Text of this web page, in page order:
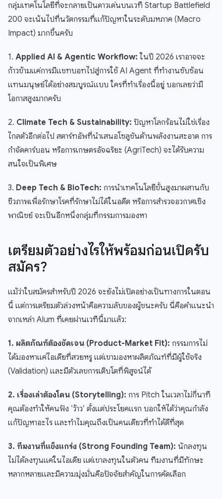
กลุ่มเทคโนโลยีที่จะกลายเป็นดาวเด่นบนเวที Startup Battlefield
200 จะเน้นไปที่นวัตกรรมที่แก้ปัญหาในระดับมหภาค (Macro
Impact) มากขึ้นครับ
1. Applied AI & Agentic Workflow: ในปี 2026 เราอาจจะ
ก้าวข้ามแค่การมีแชทบอทไปสู่การใช้ AI Agent ที่ทำงานซับซ้อน
แทนมนุษย์ได้อย่างสมบูรณ์แบบ ใครที่ทำเรื่องนี้อยู่ บอกเลยว่ามี
โอกาสสูงมากครับ
2. Climate Tech & Sustainability: ปัญหาโลกร้อนไม่ใช่เรื่อง
ไกลตัวอีกต่อไป สตาร์ทอัพที่นำเสนอโซลูชันด้านพลังงานสะอาด การ
กำจัดคาร์บอน หรือการเกษตรอัจฉริยะ (AgriTech) จะได้รับความ
สนใจเป็นพิเศษ
3. Deep Tech & BioTech: การนำเทคโนโลยีขั้นสูงมาผสานกับ
ชีวภาพเพื่อรักษาโรคที่รักษาไม่ได้ในอดีต หรือการสำรวจอวกาศเชิง
พาณิชย์ จะเป็นอีกหนึ่งกลุ่มที่กรรมการมองหา
เตรียมตัวอย่างไรให้พร้อมก่อนเปิดรับ
สมัคร?
แม้ว่าใบสมัครสำหรับปี 2026 จะยังไม่เปิดอย่างเป็นทางการในตอน
นี้ แต่การเตรียมตัวล่วงหน้าคือความลับของผู้ชนะครับ นี่คือคำแนะนำ
จากเหล่า Alum ที่เคยผ่านเวทีนี้มาแล้ว:
1. ผลิตภัณฑ์ต้องชัดเจน (Product-Market Fit): กรรมการไม่
ได้มองหาแค่ไอเดียที่สวยหรู แต่เขามองหาผลิตภัณฑ์ที่มีผู้ใช้จริง
(Validation) และมีตัวเลขการเติบโตที่พิสูจน์ได้
2. เรื่องเล่าต้องโดน (Storytelling): การ Pitch ในเวลาไม่กี่นาที
คุณต้องทำให้คนฟัง ‘ว้าว’ ตั้งแต่ประโยคแรก บอกให้ได้ว่าคุณกำลัง
แก้ปัญหาอะไร และทำไมคุณถึงเป็นคนเดียวที่ทำได้ดีที่สุด
3. ทีมงานที่แข็งแกร่ง (Strong Founding Team): นักลงทุน
ไม่ได้ลงทุนแค่ในไอเดีย แต่เขาลงทุนในตัวคน ทีมงานที่มีทักษะ
หลากหลายและมีความมุ่งมั่นคือปัจจัยสำคัญในการคัดเลือก